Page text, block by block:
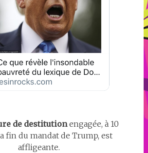
de destitutionengagée, à 10
fin du mandat de Trump, est
affligeante.